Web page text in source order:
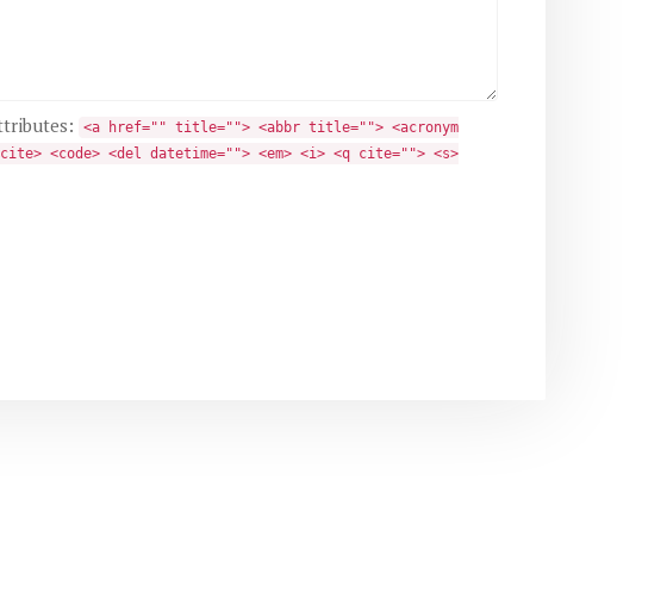
<a href="" title=""> <abbr title=""> <acronym
<code> <del datetime=""> <em> <i> <q cite=""> <s>